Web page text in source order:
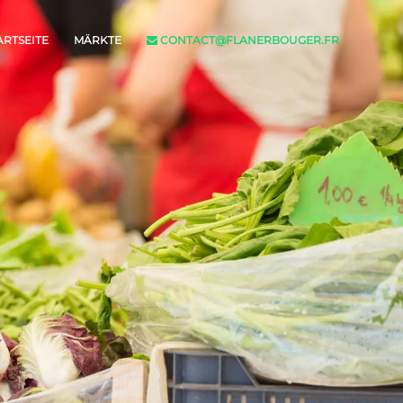
MÄRKTE CONTACT@FLANERBOUGER.FR